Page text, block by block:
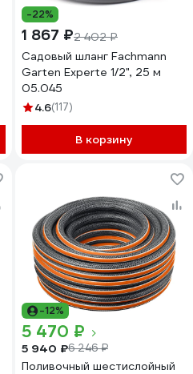
-22%
1 867 ₽2 402 ₽
Садовый шланг Fachmann
Garten Experte 1/2", 25 м
05.045
4.6(117)
В корзину
-12%
5 470 ₽
5 940 ₽6 246 ₽
Поливочный шестислойный